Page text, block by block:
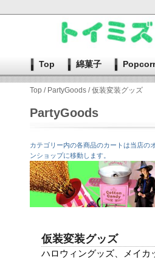
Top 綿菓子
Top / PartyGoods / 仮装変装グッズ
PartyGoods
カテゴリー内の各商品のカートは当店の
ンショップに移動します。
仮装変装グッズ
ハロウィングッズ、メイカ